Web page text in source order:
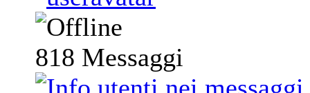
818 Messaggi